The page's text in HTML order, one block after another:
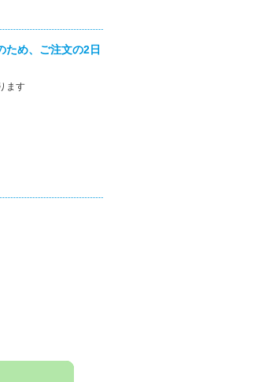
ため、ご注文の2日
ます